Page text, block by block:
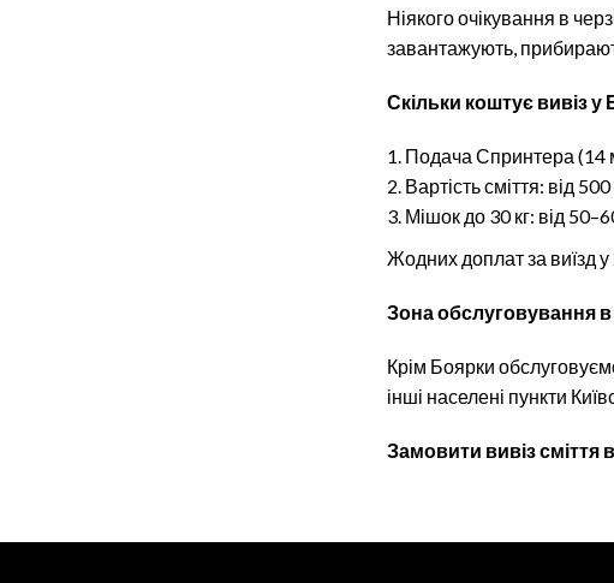
Ніякого очікування в
завантажують,
Скільки коштує вивіз у
Подача Спринтера (14
Вартість сміття: від
Мішок до 30 кг: від
Жодних доплат за виїзд у
Зона обслуговування
Крім Боярки
інші населені пункти
Замовити вивіз сміття